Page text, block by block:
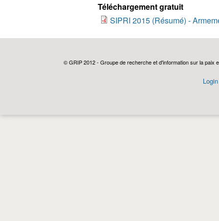
Téléchargement gratuit
SIPRI 2015 (Résumé) -
© GRIP 2012 - Groupe de recherche et d'information sur la paix
Login